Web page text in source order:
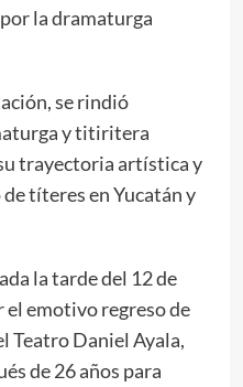
la dramaturga
se rindió
y titiritera
trayectoria artística y
títeres en Yucatán y
la tarde del 12 de
el emotivo regreso de
Teatro Daniel Ayala,
de 26 años para